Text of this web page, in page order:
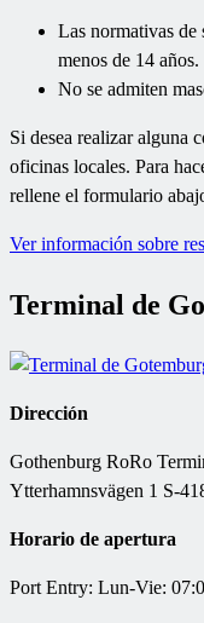
Las normativas de
menos de 14 años.
No se admiten
Si desea realizar alguna
oficinas locales. Para
rellene el formulario
Ver información sobre
Terminal de
Dirección
Gothenburg RoRo
Ytterhamnsvägen 1 S-
Horario de apertura
Port Entry: Lun-Vie: